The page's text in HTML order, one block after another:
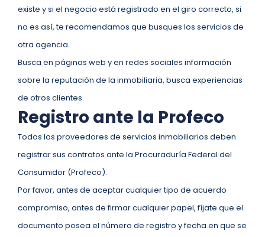
existe y si el negocio está registrado en el giro correcto, si
no es así, te recomendamos que busques los servicios de
otra agencia.
Busca en páginas web y en redes sociales información
sobre la reputación de la inmobiliaria, busca experiencias
de otros clientes.
Registro ante la Profeco
Todos los proveedores de servicios inmobiliarios deben
registrar sus contratos ante la Procuraduría Federal del
Consumidor (Profeco).
Por favor, antes de aceptar cualquier tipo de acuerdo
compromiso, antes de firmar cualquier papel, fíjate que el
documento posea el número de registro y fecha en que se